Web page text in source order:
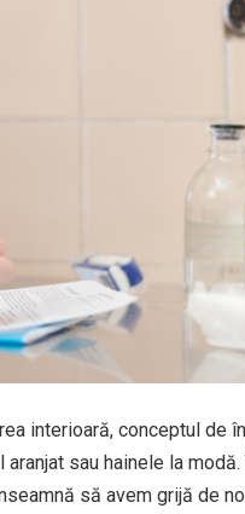
interioară, conceptul de
sau hainele la modă.
să avem grijă de